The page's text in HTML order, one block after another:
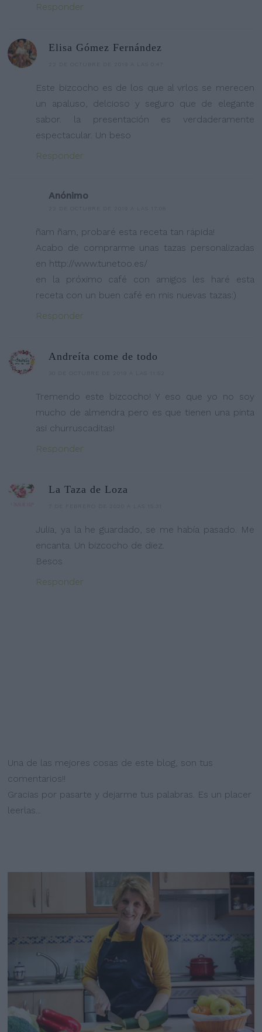
Responder
Elisa Gómez Fernández
Este bizcocho es de los que al vrlos se merecen
un apaluso, delcioso y seguro que de elegante
sabor. la presentación es verdaderamente
espectacular. Un beso
Responder
Anónimo
ñam ñam, probaré esta receta tan rápida!
Acabo de comprarme unas tazas personalizadas
en http://www.tunetoo.es/
en la próximo café con amigos les haré esta
receta con un buen café en mis nuevas tazas:)
Responder
Andreíta come de todo
Tremendo este bizcocho! Y eso que yo no soy
mucho de almendra pero es que tienen una pinta
asi churruscaditas!
Responder
La Taza de Loza
Julia, ya la he guardado, se me había pasado. Me
encanta. Un bizcocho de diez.
Besos
Responder
Una de las mejores cosas de este blog, son tus
comentarios!!
Gracias por pasarte y dejarme tus palabras. Es un placer
leerlas...